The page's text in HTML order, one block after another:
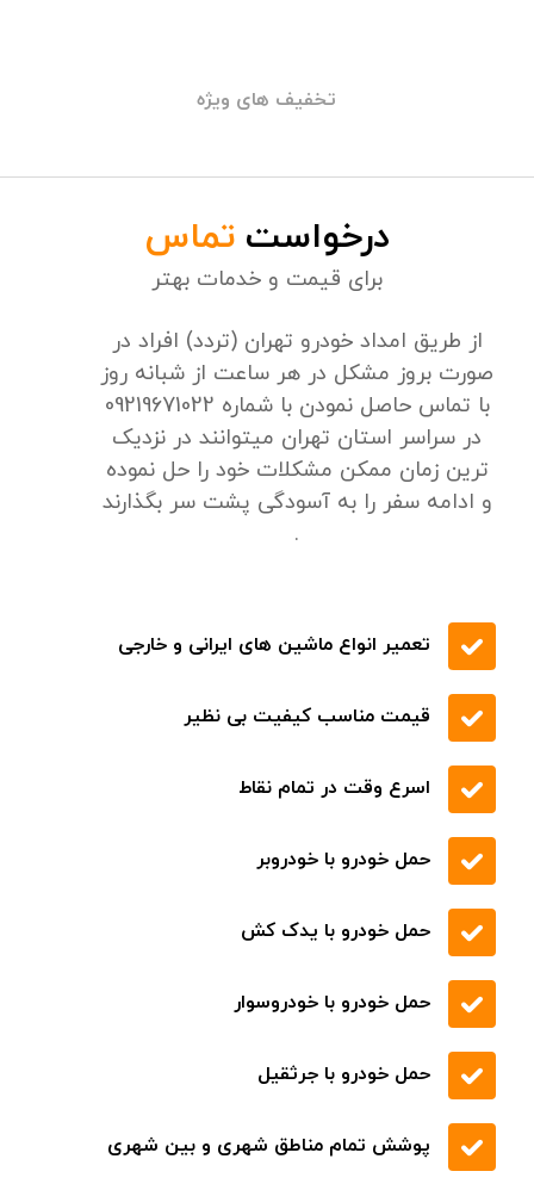
تخفیف های ویژه
درخواستتماس
برای قیمت و خدمات بهتر
از طریق امداد خودرو تهران (تردد) افراد در
صورت بروز مشکل در هر ساعت از شبانه روز
با تماس حاصل نمودن با شماره 09219671022
در سراسر استان تهران میتوانند در نزدیک
ترین زمان ممکن مشکلات خود را حل نموده
و ادامه سفر را به آسودگی پشت سر بگذارند
.
تعمیر انواع ماشین های ایرانی و خارجی
قیمت مناسب کیفیت بی نظیر
اسرع وقت در تمام نقاط
حمل خودرو با خودروبر
حمل خودرو با یدک کش
حمل خودرو با خودروسوار
حمل خودرو با جرثقیل
پوشش تمام مناطق شهری و بین شهری